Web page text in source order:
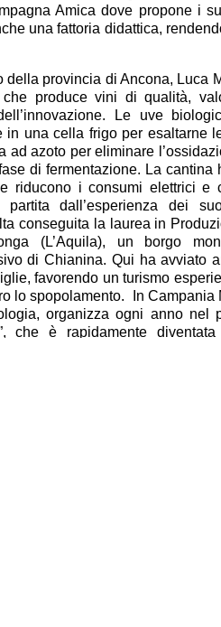
Amica dove propone i
una fattoria didattica,
della provincia di Ancona, Luca
produce vini di qualità,
Le uve
in una cella frigo per esaltarne
ad azoto per eliminare
di fermentazione. La cantina
riducono i consumi elettrici e
partita dall’esperienza dei
conseguita la laurea in
(L’Aquila), un borgo
di Chianina. Qui ha avviato
favorendo un turismo
lo spopolamento. In
organizza ogni anno nel
che è rapidamente